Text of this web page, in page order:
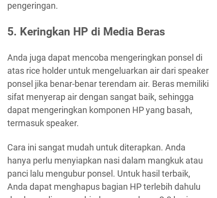
pengeringan.
5. Keringkan HP di Media Beras
Anda juga dapat mencoba mengeringkan ponsel di
atas rice holder untuk mengeluarkan air dari speaker
ponsel jika benar-benar terendam air. Beras memiliki
sifat menyerap air dengan sangat baik, sehingga
dapat mengeringkan komponen HP yang basah,
termasuk speaker.
Cara ini sangat mudah untuk diterapkan. Anda
hanya perlu menyiapkan nasi dalam mangkuk atau
panci lalu mengubur ponsel. Untuk hasil terbaik,
Anda dapat menghapus bagian HP terlebih dahulu